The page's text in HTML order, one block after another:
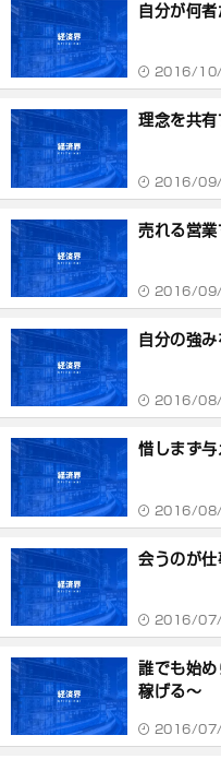
自分が何者
2016/
理念を共有
2016/
売れる営業
2016/
自分の強
2016/
惜しまず与
2016/
会うのが仕
2016/
誰でも始
稼げる～
2016/